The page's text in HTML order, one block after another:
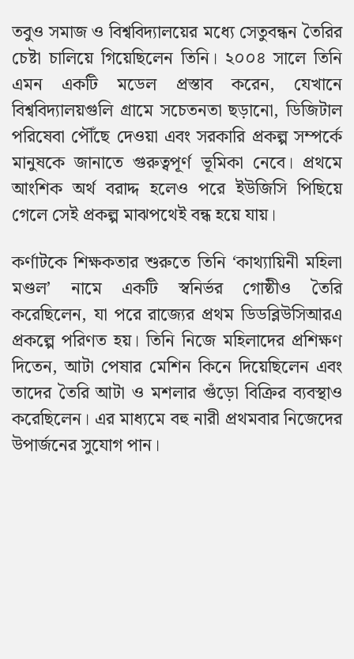
তবুও সমাজ ও বিশ্ববিদ্যালয়ের মধ্যে সেতুবন্ধন তৈরির
চেষ্টা চালিয়ে গিয়েছিলেন তিনি। ২০০৪ সালে তিনি
এমন একটি মডেল প্রস্তাব করেন, যেখানে
বিশ্ববিদ্যালয়গুলি গ্রামে সচেতনতা ছড়ানো, ডিজিটাল
পরিষেবা পৌঁছে দেওয়া এবং সরকারি প্রকল্প সম্পর্কে
মানুষকে জানাতে গুরুত্বপূর্ণ ভূমিকা নেবে। প্রথমে
আংশিক অর্থ বরাদ্দ হলেও পরে ইউজিসি পিছিয়ে
গেলে সেই প্রকল্প মাঝপথেই বন্ধ হয়ে যায়।
কর্ণাটকে শিক্ষকতার শুরুতে তিনি ‘কাথ্যায়িনী মহিলা
মণ্ডল’ নামে একটি স্বনির্ভর গোষ্ঠীও তৈরি
করেছিলেন, যা পরে রাজ্যের প্রথম ডিডব্লিউসিআরএ
প্রকল্পে পরিণত হয়। তিনি নিজে মহিলাদের প্রশিক্ষণ
দিতেন, আটা পেষার মেশিন কিনে দিয়েছিলেন এবং
তাদের তৈরি আটা ও মশলার গুঁড়ো বিক্রির ব্যবস্থাও
করেছিলেন। এর মাধ্যমে বহু নারী প্রথমবার নিজেদের
উপার্জনের সুযোগ পান।